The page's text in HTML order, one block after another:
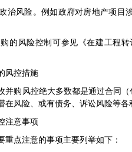
风险。例如政府对房地产项目
的风险控制可参见《在建工程
控措施
购风控绝大多数都是通过合同（
在风险、或有债务、诉讼风险等各
意事项
点注意的事项主要列举如下：